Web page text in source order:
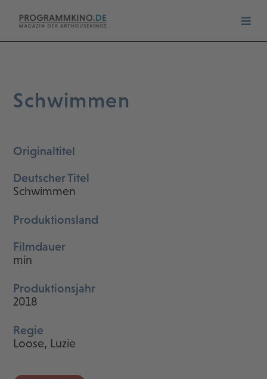
Schwimmen
Originaltitel
Deutscher Titel
Schwimmen
Produktionsland
Filmdauer
min
Produktionsjahr
2018
Regie
Loose, Luzie